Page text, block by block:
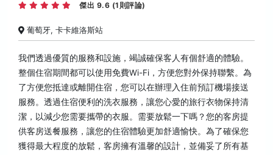
傑出 9.6 (1則評論)
葡萄牙, 卡卡維洛斯站
我們透過優質的服務和設施，竭誠確保客人有個舒適的體驗。
整個住宿期間都可以使用免費Wi-Fi，方便您對外保持聯繫。為
了方便您抵達或離開住宿，您可以在辦理入住前預訂機場接送
服務。透過住宿便利的洗衣服務，讓您心愛的旅行衣物保持清
潔，以減少您需要攜帶的衣服。需要放鬆一下嗎？您的客房提
供客房送餐服務，讓您的住宿體驗更加舒適愉快。為了確保您
獲得最大程度的放鬆，客房擁有溫馨的設計，並備妥了所有基